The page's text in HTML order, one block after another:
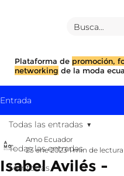
Plataforma de promoción,
networking de la moda
Entrada
Todas las entradas
Mentorías
Todas las entradas
Isabel Avilés -
Amo Ecuador
23 ene 2023 1 min de lectura